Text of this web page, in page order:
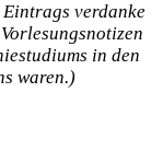
verdanke
in den
waren.)